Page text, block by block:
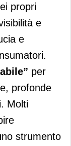
propri
e
e
per
profonde
Molti
strumento